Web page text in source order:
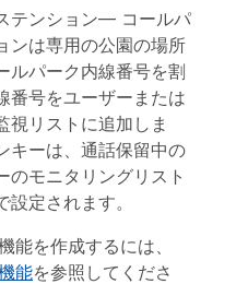
テンション— コールパ
ンは専用の公園の場所
ルパーク内線番号を割
番号をユーザーまたは
視リストに追加しま
キーは、通話保留中の
のモニタリングリスト
定されます。
能を作成するには、
能を参照してくださ